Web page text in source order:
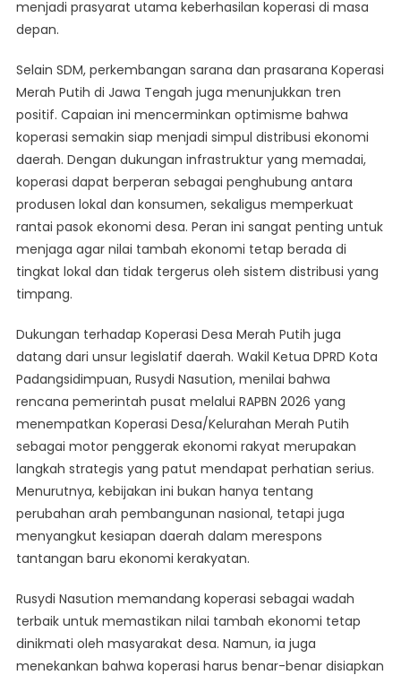
menjadi prasyarat utama keberhasilan koperasi di masa
depan.
Selain SDM, perkembangan sarana dan prasarana Koperasi
Merah Putih di Jawa Tengah juga menunjukkan tren
positif. Capaian ini mencerminkan optimisme bahwa
koperasi semakin siap menjadi simpul distribusi ekonomi
daerah. Dengan dukungan infrastruktur yang memadai,
koperasi dapat berperan sebagai penghubung antara
produsen lokal dan konsumen, sekaligus memperkuat
rantai pasok ekonomi desa. Peran ini sangat penting untuk
menjaga agar nilai tambah ekonomi tetap berada di
tingkat lokal dan tidak tergerus oleh sistem distribusi yang
timpang.
Dukungan terhadap Koperasi Desa Merah Putih juga
datang dari unsur legislatif daerah. Wakil Ketua DPRD Kota
Padangsidimpuan, Rusydi Nasution, menilai bahwa
rencana pemerintah pusat melalui RAPBN 2026 yang
menempatkan Koperasi Desa/Kelurahan Merah Putih
sebagai motor penggerak ekonomi rakyat merupakan
langkah strategis yang patut mendapat perhatian serius.
Menurutnya, kebijakan ini bukan hanya tentang
perubahan arah pembangunan nasional, tetapi juga
menyangkut kesiapan daerah dalam merespons
tantangan baru ekonomi kerakyatan.
Rusydi Nasution memandang koperasi sebagai wadah
terbaik untuk memastikan nilai tambah ekonomi tetap
dinikmati oleh masyarakat desa. Namun, ia juga
menekankan bahwa koperasi harus benar-benar disiapkan